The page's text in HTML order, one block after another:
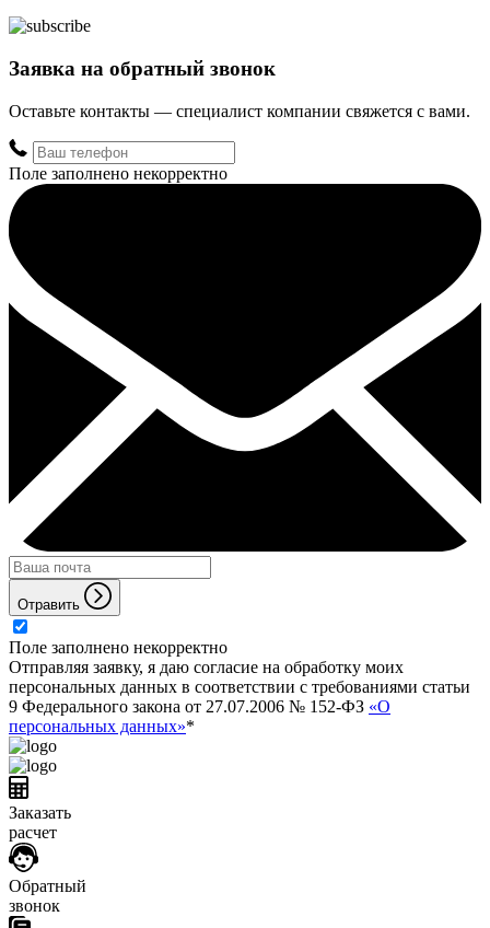
Заявка на обратный звонок
Оставьте контакты — специалист компании свяжется с вами.
Поле заполнено некорректно
Отравить
Поле заполнено некорректно
Отправляя заявку, я даю согласие на обработку моих
персональных данных в соответствии с требованиями статьи
9 Федерального закона от 27.07.2006 № 152-ФЗ «О
персональных данных»*
Заказать
расчет
Обратный
звонок